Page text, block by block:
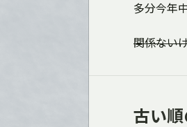
多分今年
関係ない
古い